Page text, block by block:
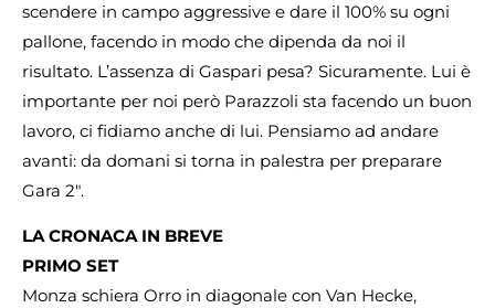
scendere in campo aggressive e dare il 100% su ogni
pallone, facendo in modo che dipenda da noi il
risultato. L’assenza di Gaspari pesa? Sicuramente. Lui è
importante per noi però Parazzoli sta facendo un buon
lavoro, ci fidiamo anche di lui. Pensiamo ad andare
avanti: da domani si torna in palestra per preparare
Gara 2″.
LA CRONACA IN BREVE
PRIMO SET
Monza schiera Orro in diagonale con Van Hecke,